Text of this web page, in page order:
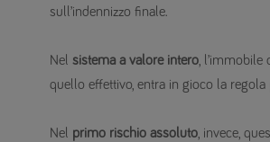
sull’indennizzo finale.
Nel sistema a valore intero, l’immobile
quello effettivo, entra in gioco la
Nel primo rischio assoluto, invece,